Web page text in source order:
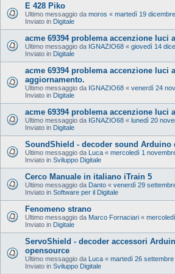
E 428 Piko
Ultimo messaggio da moros « martedì 19
Inviato in Digitale
acme 69394 problema accenzione luci
Ultimo messaggio da IGNAZIO68 « giovedì 14
Inviato in Digitale
acme 69394 problema accenzione luci
aggiornamento.
Ultimo messaggio da IGNAZIO68 « venerdì 24
Inviato in Digitale
acme 69394 problema accenzione luci
Ultimo messaggio da IGNAZIO68 « lunedì 20
Inviato in Digitale
SoundShield - decoder sound Arduino
Ultimo messaggio da Luca « mercoledì 1
Inviato in Sviluppo Digitale
Cerco Manuale in italiano iTrain 5
Ultimo messaggio da Danto « venerdì 29
Inviato in Software per il Digitale
Fenomeno strano
Ultimo messaggio da Marco Fornaciari «
Inviato in Digitale
ServoShield - decoder accessori
opensource
Ultimo messaggio da Luca « martedì 26
Inviato in Sviluppo Digitale